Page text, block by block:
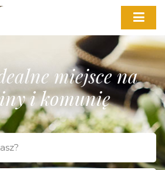
miejsce na
i komunię